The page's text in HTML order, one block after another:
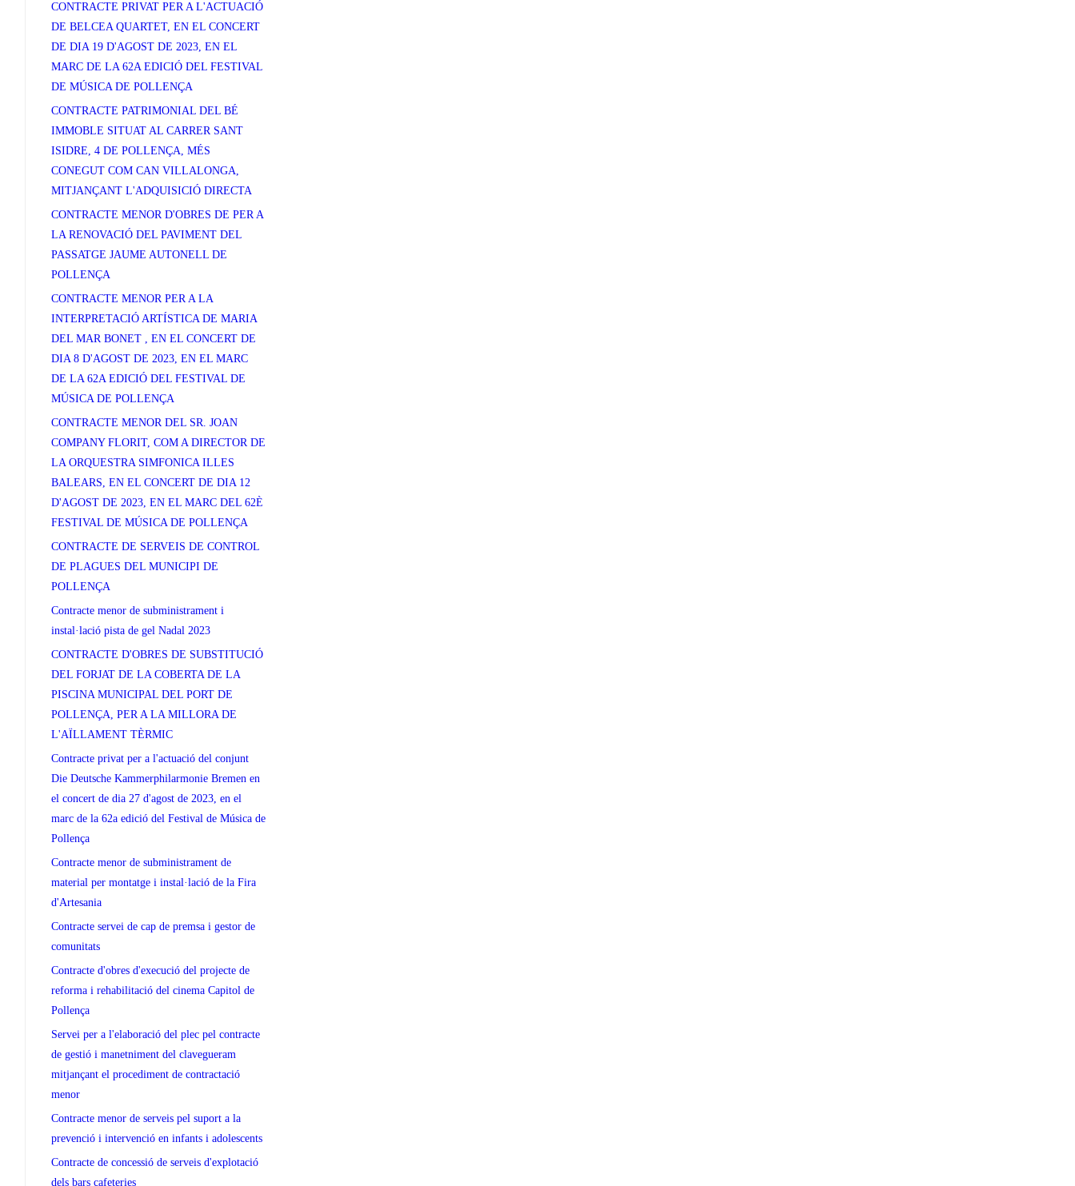
CONTRACTE PRIVAT PER A L'ACTUACIÓ
DE BELCEA QUARTET, EN EL CONCERT
DE DIA 19 D'AGOST DE 2023, EN EL
MARC DE LA 62A EDICIÓ DEL FESTIVAL
DE MÚSICA DE POLLENÇA
CONTRACTE PATRIMONIAL DEL BÉ
IMMOBLE SITUAT AL CARRER SANT
ISIDRE, 4 DE POLLENÇA, MÉS
CONEGUT COM CAN VILLALONGA,
MITJANÇANT L'ADQUISICIÓ DIRECTA
CONTRACTE MENOR D'OBRES DE PER A
LA RENOVACIÓ DEL PAVIMENT DEL
PASSATGE JAUME AUTONELL DE
POLLENÇA
CONTRACTE MENOR PER A LA
INTERPRETACIÓ ARTÍSTICA DE MARIA
DEL MAR BONET , EN EL CONCERT DE
DIA 8 D'AGOST DE 2023, EN EL MARC
DE LA 62A EDICIÓ DEL FESTIVAL DE
MÚSICA DE POLLENÇA
CONTRACTE MENOR DEL SR. JOAN
COMPANY FLORIT, COM A DIRECTOR DE
LA ORQUESTRA SIMFONICA ILLES
BALEARS, EN EL CONCERT DE DIA 12
D'AGOST DE 2023, EN EL MARC DEL 62È
FESTIVAL DE MÚSICA DE POLLENÇA
CONTRACTE DE SERVEIS DE CONTROL
DE PLAGUES DEL MUNICIPI DE
POLLENÇA
Contracte menor de subministrament i
instal·lació pista de gel Nadal 2023
CONTRACTE D'OBRES DE SUBSTITUCIÓ
DEL FORJAT DE LA COBERTA DE LA
PISCINA MUNICIPAL DEL PORT DE
POLLENÇA, PER A LA MILLORA DE
L'AÏLLAMENT TÈRMIC
Contracte privat per a l'actuació del conjunt
Die Deutsche Kammerphilarmonie Bremen en
el concert de dia 27 d'agost de 2023, en el
marc de la 62a edició del Festival de Música de
Pollença
Contracte menor de subministrament de
material per montatge i instal·lació de la Fira
d'Artesania
Contracte servei de cap de premsa i gestor de
comunitats
Contracte d'obres d'execució del projecte de
reforma i rehabilitació del cinema Capitol de
Pollença
Servei per a l'elaboració del plec pel contracte
de gestió i manetniment del clavegueram
mitjançant el procediment de contractació
menor
Contracte menor de serveis pel suport a la
prevenció i intervenció en infants i adolescents
Contracte de concessió de serveis d'explotació
dels bars cafeteries